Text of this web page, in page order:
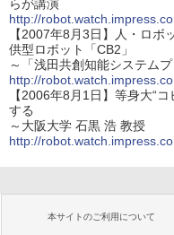
らが講演
http://
【2007年8月3日】人・ロ
供型ロボット「CB2」
～「浅田共創知能システム
http://
【2006年8月1日】等身大“
する
～大阪大学 石黒 浩 教授
http://
本サイトのご利用について